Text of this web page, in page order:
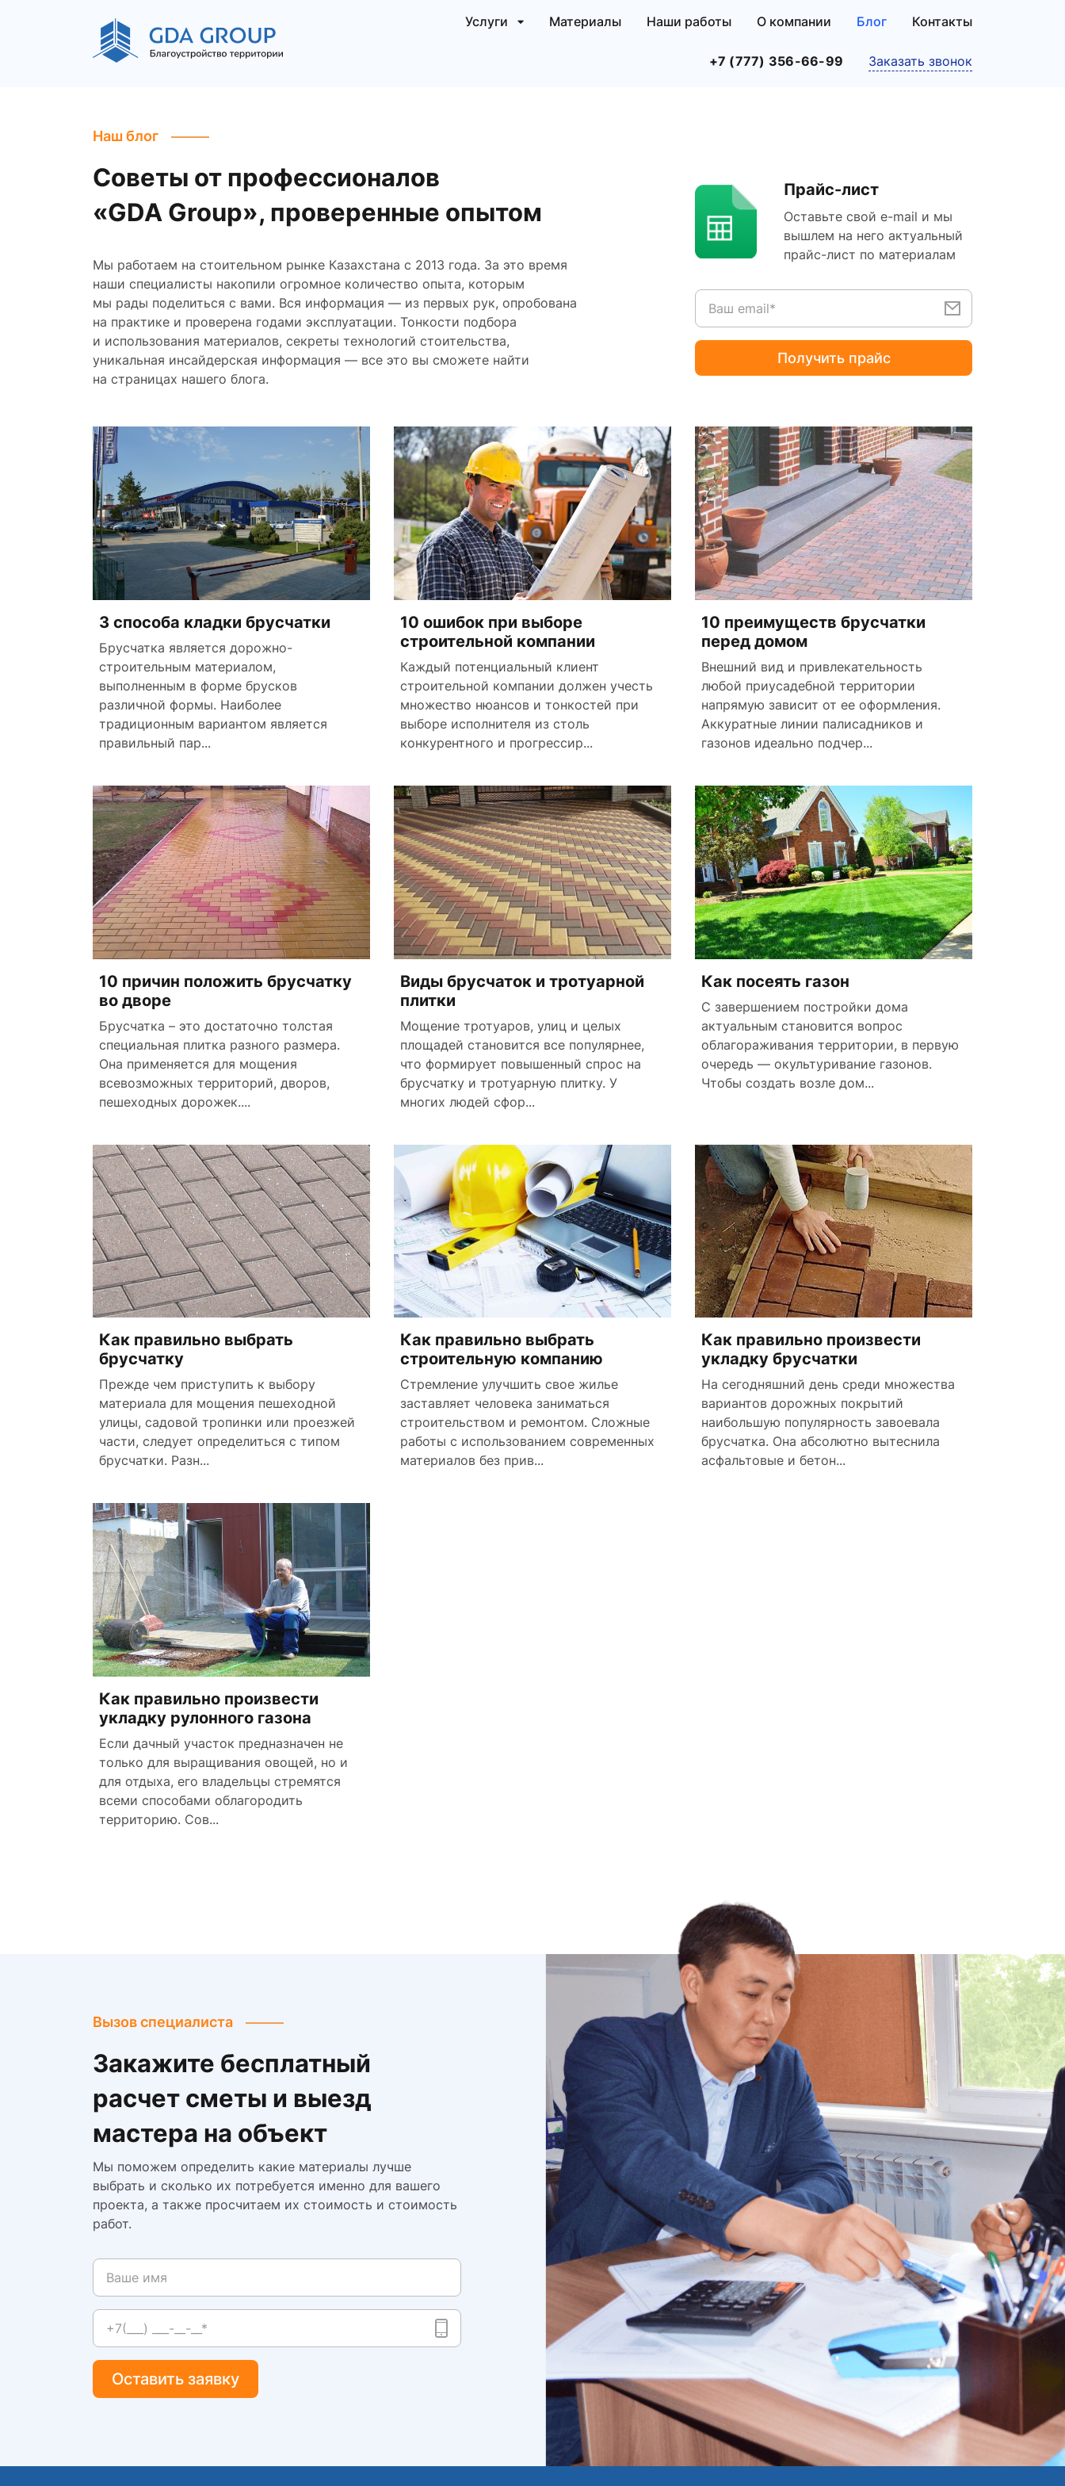
Услуги Материалы Наши работы О компании Блог Контакты
+7 (777) 356-66-99 Заказать звонок
Наш блог
Советы от профессионалов
«GDA Group», проверенные опытом
Мы работаем на стоительном рынке Казахстана с 2013 года. За это время
наши специалисты накопили огромное количество опыта, которым
мы рады поделиться с вами. Вся информация — из первых рук, опробована
на практике и проверена годами эксплуатации. Тонкости подбора
и использования материалов, секреты технологий стоительства,
уникальная инсайдерская информация — все это вы сможете найти
на страницах нашего блога.
Прайс-лист
Оставьте свой e-mail и мы
вышлем на него актуальный
прайс-лист по материалам
Получить прайс
3 способа кладки брусчатки
Брусчатка является дорожно-
строительным материалом,
выполненным в форме брусков
различной формы. Наиболее
традиционным вариантом является
правильный пар...
10 ошибок при выборе
строительной компании
Каждый потенциальный клиент
строительной компании должен учесть
множество нюансов и тонкостей при
выборе исполнителя из столь
конкурентного и прогрессир...
10 преимуществ брусчатки
перед домом
Внешний вид и привлекательность
любой приусадебной территории
напрямую зависит от ее оформления.
Аккуратные линии палисадников и
газонов идеально подчер...
10 причин положить брусчатку
во дворе
Брусчатка – это достаточно толстая
специальная плитка разного размера.
Она применяется для мощения
всевозможных территорий, дворов,
пешеходных дорожек....
Виды брусчаток и тротуарной
плитки
Мощение тротуаров, улиц и целых
площадей становится все популярнее,
что формирует повышенный спрос на
брусчатку и тротуарную плитку. У
многих людей сфор...
Как посеять газон
С завершением постройки дома
актуальным становится вопрос
облагораживания территории, в первую
очередь — окультуривание газонов.
Чтобы создать возле дом...
Как правильно выбрать
брусчатку
Прежде чем приступить к выбору
материала для мощения пешеходной
улицы, садовой тропинки или проезжей
части, следует определиться с типом
брусчатки. Разн...
Как правильно выбрать
строительную компанию
Стремление улучшить свое жилье
заставляет человека заниматься
строительством и ремонтом. Сложные
работы с использованием современных
материалов без прив...
Как правильно произвести
укладку брусчатки
На сегодняшний день среди множества
вариантов дорожных покрытий
наибольшую популярность завоевала
брусчатка. Она абсолютно вытеснила
асфальтовые и бетон...
Как правильно произвести
укладку рулонного газона
Если дачный участок предназначен не
только для выращивания овощей, но и
для отдыха, его владельцы стремятся
всеми способами облагородить
территорию. Сов...
Вызов специалиста
Закажите бесплатный
расчет сметы и выезд
мастера на объект
Мы поможем определить какие материалы лучше
выбрать и сколько их потребуется именно для вашего
проекта, а также просчитаем их стоимость и стоимость
работ.
Оставить заявку